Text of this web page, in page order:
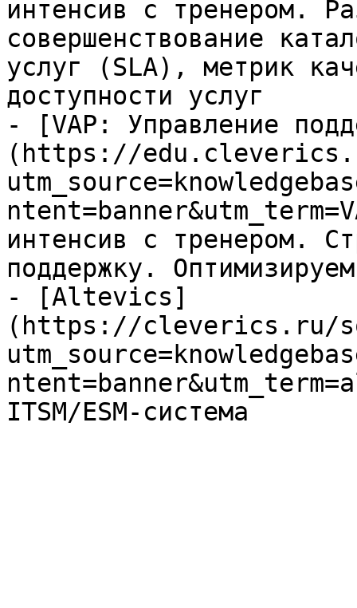
интенсив с тренером.
совершенствование
услуг (SLA), метрик
доступности услуг
- [VAP: Управление
(https://
интенсив с тренером.
поддержку.
- [Altevics]
(https://cleverics.ru/
ITSM/ESM-система